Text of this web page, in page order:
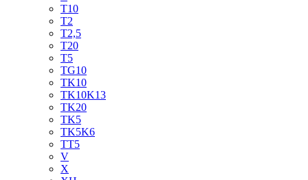
T10
T2
T2,5
T20
T5
TG10
TK10
TK10K13
TK20
TK5
TK5K6
TT5
V
X